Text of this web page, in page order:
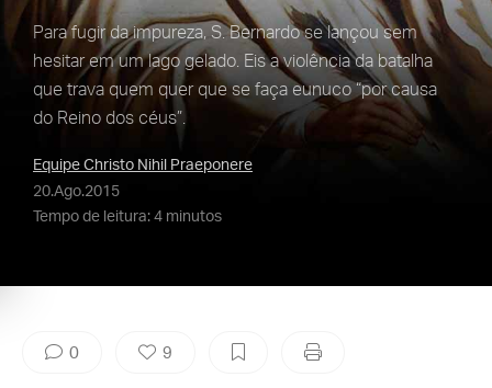
Para fugir da impureza, S. Bernardo se lançou sem
hesitar em um lago gelado. Eis a violência da batalha
que trava quem quer que se faça eunuco “por causa
do Reino dos céus”.
Equipe Christo Nihil Praeponere
20.Ago.2015
Tempo de leitura: 4 minutos
0 9